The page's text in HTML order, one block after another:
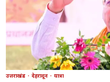
उत्तराखंड देहरादून यात्रा